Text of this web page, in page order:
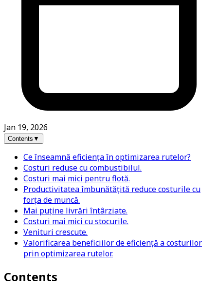
Jan 19, 2026
Contents ▼
Ce înseamnă eficiența în optimizarea rutelor?
Costuri reduse cu combustibilul.
Costuri mai mici pentru flotă.
Productivitatea îmbunătățită reduce costurile cu
forța de muncă.
Mai puține livrări întârziate.
Costuri mai mici cu stocurile.
Venituri crescute.
Valorificarea beneficiilor de eficiență a costurilor
prin optimizarea rutelor.
Contents